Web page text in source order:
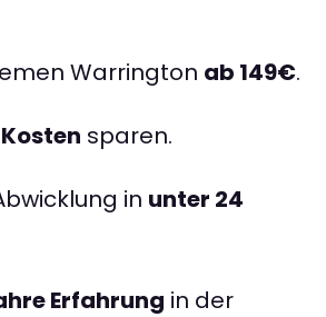
Warrington ab 149€.
sparen.
in unter 24
Erfahrung in der